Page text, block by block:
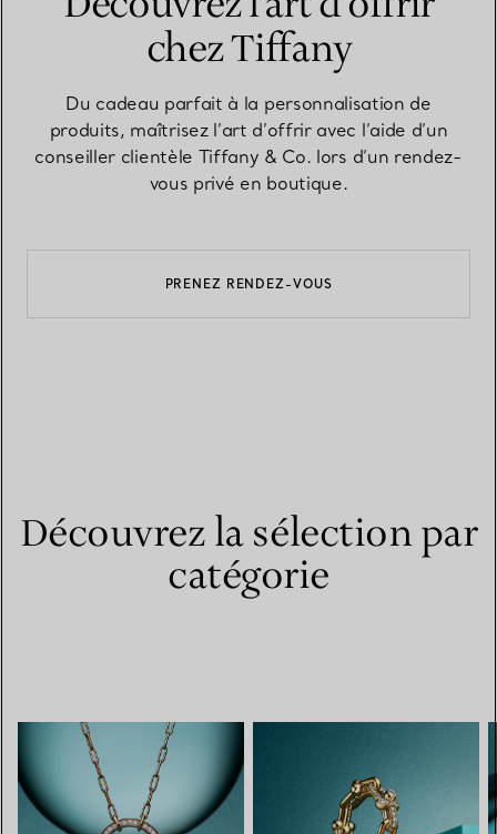
chez Tiffany
Du cadeau parfait à la personnalisation de
produits, maîtrisez l’art d’offrir avec l’aide d’un
conseiller clientèle Tiffany & Co. lors d’un rendez-
vous privé en boutique.
PRENEZ RENDEZ-VOUS
Découvrez la sélection par
catégorie